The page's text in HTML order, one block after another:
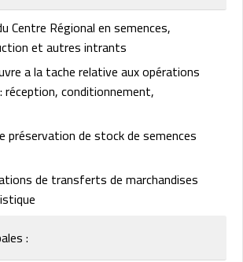
Centre Régional en semences,
et autres intrants
a la tache relative aux opérations
réception, conditionnement,
préservation de stock de semences
de transferts de marchandises
: